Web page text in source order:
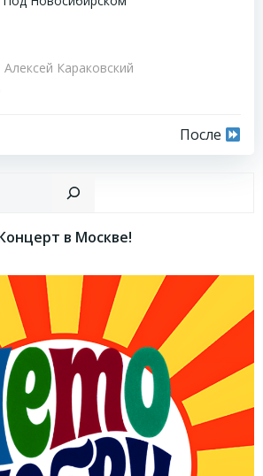
Алексей Караковский
Навигация
по
записям
После
в Москве!